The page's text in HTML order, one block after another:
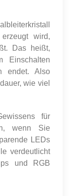
wird,
Das heißt,
Einschalten
endet. Also
wie viel
für
wenn Sie
LEDs
verdeutlicht
und RGB